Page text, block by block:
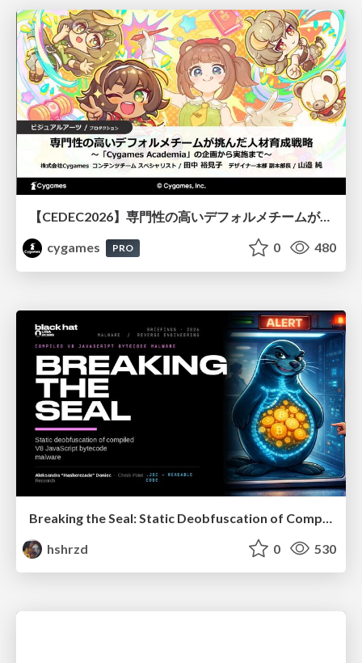
【CEDEC2026】専門性の高いデフォルメチームが挑んだ人材育成戦略 〜Cygames Academiaの企画から実施まで〜
cygames
PRO 0 480
hshrzd
0 530